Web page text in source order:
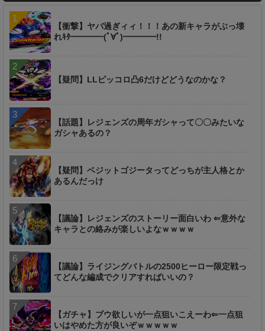
【衝撃】ヤバ過ぎィィ！！！あの新キャラがぶっ壊
れｷﾀ━━━━(ﾟ∀ﾟ)━━━━!!
【疑問】LLピッコロ凸6だけどどうなのかな？
【話題】レジェンズの周年ガシャって〇〇みたいな
ガシャあるの？
【疑問】ベジットゴジータってどっちが主人格とか
あるんだっけ
【議論】レジェンズのストーリー面白いわ ⇐意外な
キャラとの絡みが楽しいよなｗｗｗｗ
【議論】ライジングバトルの2500ヒーロー限定戦っ
てどんな編成でクリアすればいいの？
【ガチャ】ブウ欲しいが一点狙いこえーわ⇐一点狙
いはやめた方が良いぞｗｗｗｗｗ